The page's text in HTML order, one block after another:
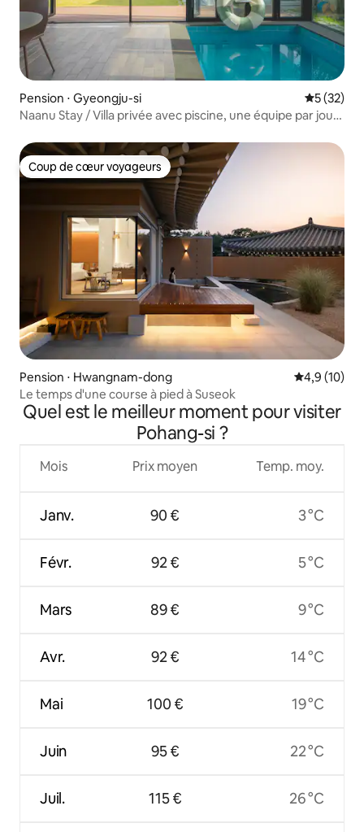
Pension ⋅ Gyeongju-si
5 (32)
Naanu Stay / Villa privée avec piscine, une équipe par jour
Feu de camp
Coup de cœur voyageurs
Coup de cœur voyageurs
Pension ⋅ Hwangnam-dong Évaluation
4,9 (10)
Le temps d'une course à pied à Suseok
Quel est le meilleur moment pour visiter
Pohang-si ?
Mois
Janv.
Févr.
Mars
Avr.
Mai
Juin
Juil.
Prix moyen
90 €
92 €
89 €
92 €
100 €
95 €
115 €
Temp. moy.
3 °C
5 °C
9 °C
14 °C
19 °C
22 °C
26 °C